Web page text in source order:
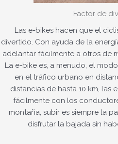
Factor de
Las e-bikes hacen que el
divertido. Con ayuda de la
adelantar fácilmente a otros de
La e-bike es, a menudo, el
en el tráfico urbano en
distancias de hasta 10 km, las
fácilmente con los
montaña, subir es siempre la
disfrutar la bajada sin